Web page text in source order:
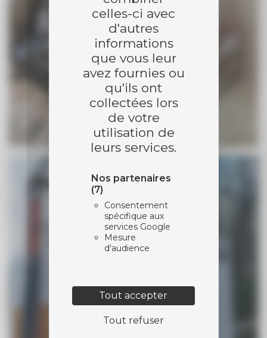
celles-ci avec
d'autres
informations
que vous leur
avez fournies ou
qu'ils ont
collectées lors
de votre
utilisation de
leurs services.
Nos partenaires
(7)
Consentement
spécifique aux
services Google
Mesure
d'audience
Tout accepter
Tout refuser